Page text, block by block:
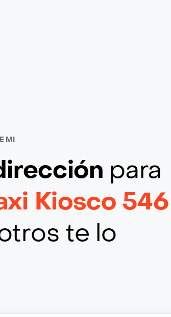
MI
para
Kiosco 546
te lo